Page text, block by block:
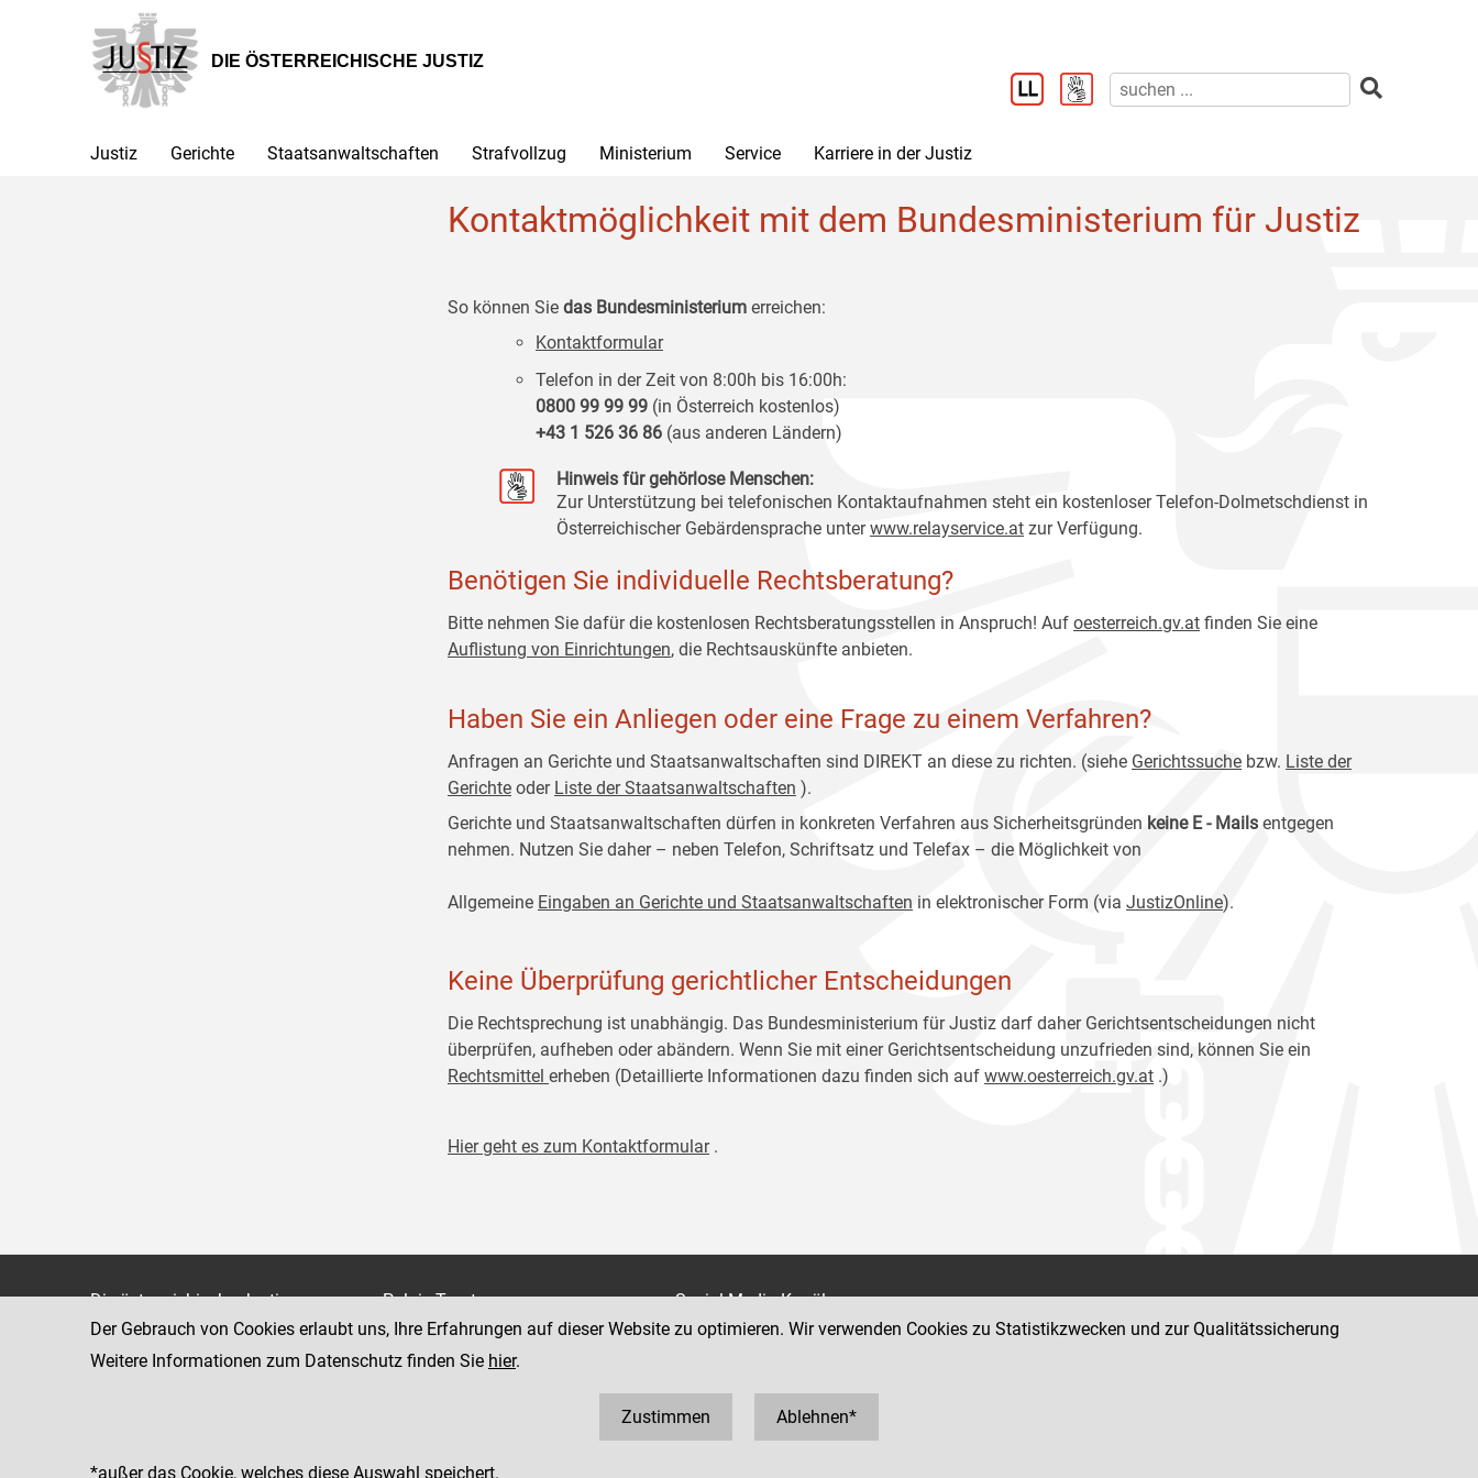
Hauptnavigation
[1]
Inhalt
[2]
Untermenü
[3]
DIE ÖSTERREICHISCHE JUSTIZ
Justiz Gerichte Staatsanwaltschaften Strafvollzug Ministerium Service Karriere in der Justiz
Kontaktmöglichkeit mit dem Bundesministerium für Justiz
So können Sie das Bundesministerium erreichen:
Kontaktformular
Telefon in der Zeit von 8:00h bis 16:00h:
0800 99 99 99 (in Österreich kostenlos)
+43 1 526 36 86 (aus anderen Ländern)
Hinweis für gehörlose Menschen:
Zur Unterstützung bei telefonischen Kontaktaufnahmen steht ein kostenloser Telefon-Dolmetschdienst in
Österreichischer Gebärdensprache unterwww.relayservice.at zur Verfügung.
Benötigen Sie individuelle Rechtsberatung?
Bitte nehmen Sie dafür die kostenlosen Rechtsberatungsstellen in Anspruch! Auf oesterreich.gv.at finden Sie eine
Auflistung von Einrichtungen, die Rechtsauskünfte anbieten.
Haben Sie ein Anliegen oder eine Frage zu einem Verfahren?
Anfragen an Gerichte und Staatsanwaltschaften sind DIREKT an diese zu richten. (siehe Gerichtssuche bzw. Liste der
Gerichte oder Liste der Staatsanwaltschaften ).
Gerichte und Staatsanwaltschaften dürfen in konkreten Verfahren aus Sicherheitsgründen keine E - Mails entgegen
nehmen. Nutzen Sie daher – neben Telefon, Schriftsatz und Telefax – die Möglichkeit von
Allgemeine Eingaben an Gerichte und Staatsanwaltschaften in elektronischer Form (via JustizOnline).
Keine Überprüfung gerichtlicher Entscheidungen
Die Rechtsprechung ist unabhängig. Das Bundesministerium für Justiz darf daher Gerichtsentscheidungen nicht
überprüfen, aufheben oder abändern. Wenn Sie mit einer Gerichtsentscheidung unzufrieden sind, können Sie ein
Rechtsmittel erheben (Detaillierte Informationen dazu finden sich auf www.oesterreich.gv.at .)
Hier geht es zum Kontaktformular.
Die österreichische Justiz
Bundesministerium für Justiz
justiz.gv.at
Palais Trautson
Museumstraße 7
1070 Wien
Social Media Kanäle
der Justiz und des BMJ
Der Gebrauch von Cookies erlaubt uns, Ihre Erfahrungen auf dieser Website zu optimieren. Wir verwenden Cookies zu Statistikzwecken und zur Qualitätssicherung
Weitere Informationen zum Datenschutz finden Sie hier.
Zustimmen Ablehnen*
*außer das Cookie, welches diese Auswahl speichert.